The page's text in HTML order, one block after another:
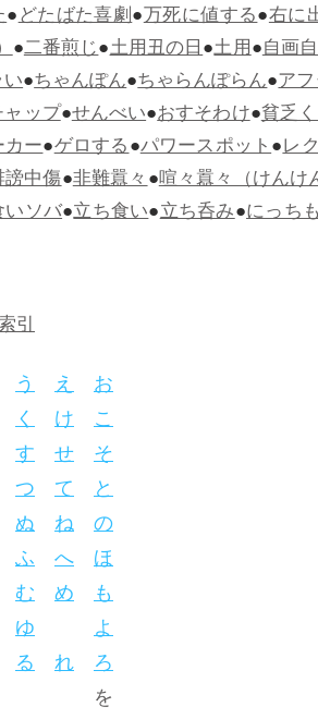
●どたばた喜劇●万死に値する●右に
●二番煎じ●土用丑の日●土用●自画
●ちゃんぽん●ちゃらんぽらん●ア
ップ●せんべい●おすそわけ●貧乏
ー●ゲロする●パワースポット●レ
中傷●非難囂々●喧々囂々（けんけ
ソバ●立ち食い●立ち呑み●にっち
引
う え お
く け こ
す せ そ
つ て と
ぬ ね の
ふ へ ほ
む め も
ゆ
よ
る れ ろ